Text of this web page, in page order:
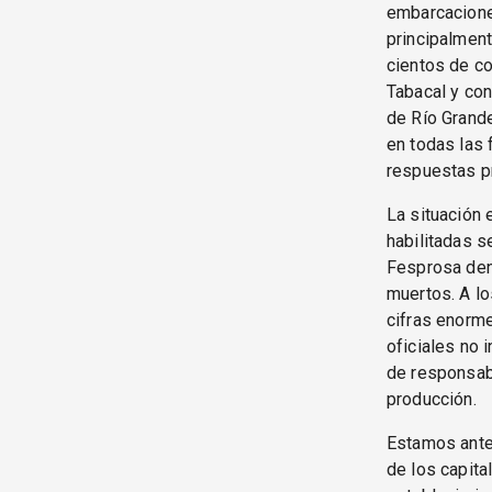
cientos de
Tabacal y
de Río
en todas las
respuestas
La situación
habilitadas
Fesprosa
muertos. A
cifras
oficiales no
de
producción.
Estamos
de los